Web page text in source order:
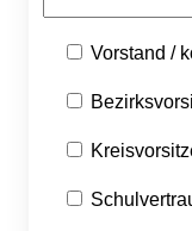
Vorstand /